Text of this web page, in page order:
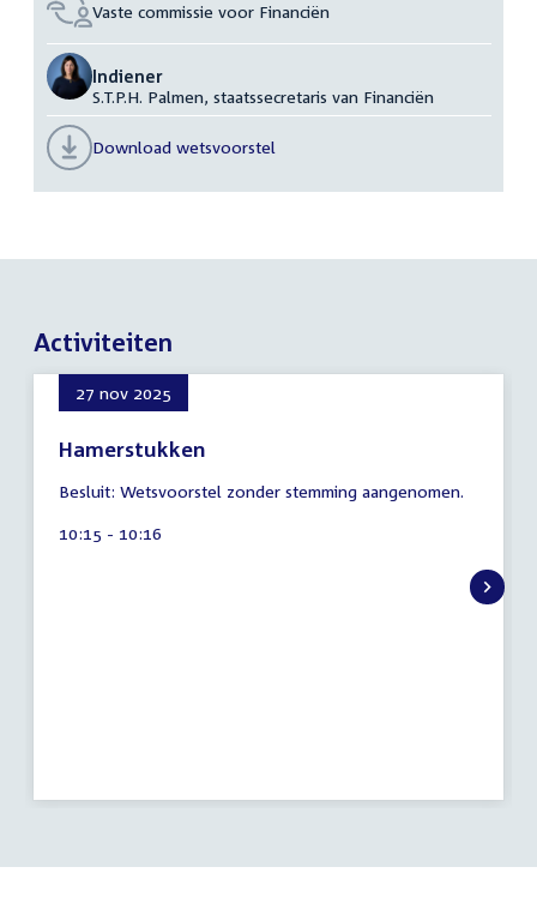
Vaste commissie voor Financiën
Indiener
S.T.P.H. Palmen, staatssecretaris van Financiën
Download wetsvoorstel
Activiteiten
27 nov 2025
Hamerstukken
augustus
Besluit: Wetsvoorstel zonder stemming aangenomen.
Tijd
10:15 - 10:16